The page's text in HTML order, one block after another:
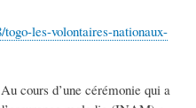
les-volontaires-nationaux-
cours d’une cérémonie qui a